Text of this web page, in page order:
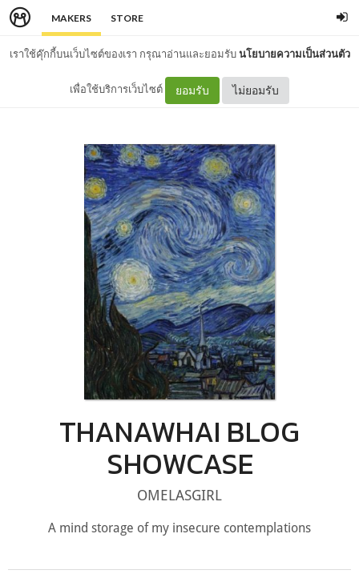
MAKERS STORE
เราใช้คุ๊กกี้บนเว็บไซต์ของเรา กรุณาอ่านและยอมรับนโยบายความเป็นส่วนตัว
เพื่อใช้บริการเว็บไซต์ ยอมรับ ไม่ยอมรับ
THANAWHAI BLOG
SHOWCASE
OMELASGIRL
A mind storage of my insecure contemplations